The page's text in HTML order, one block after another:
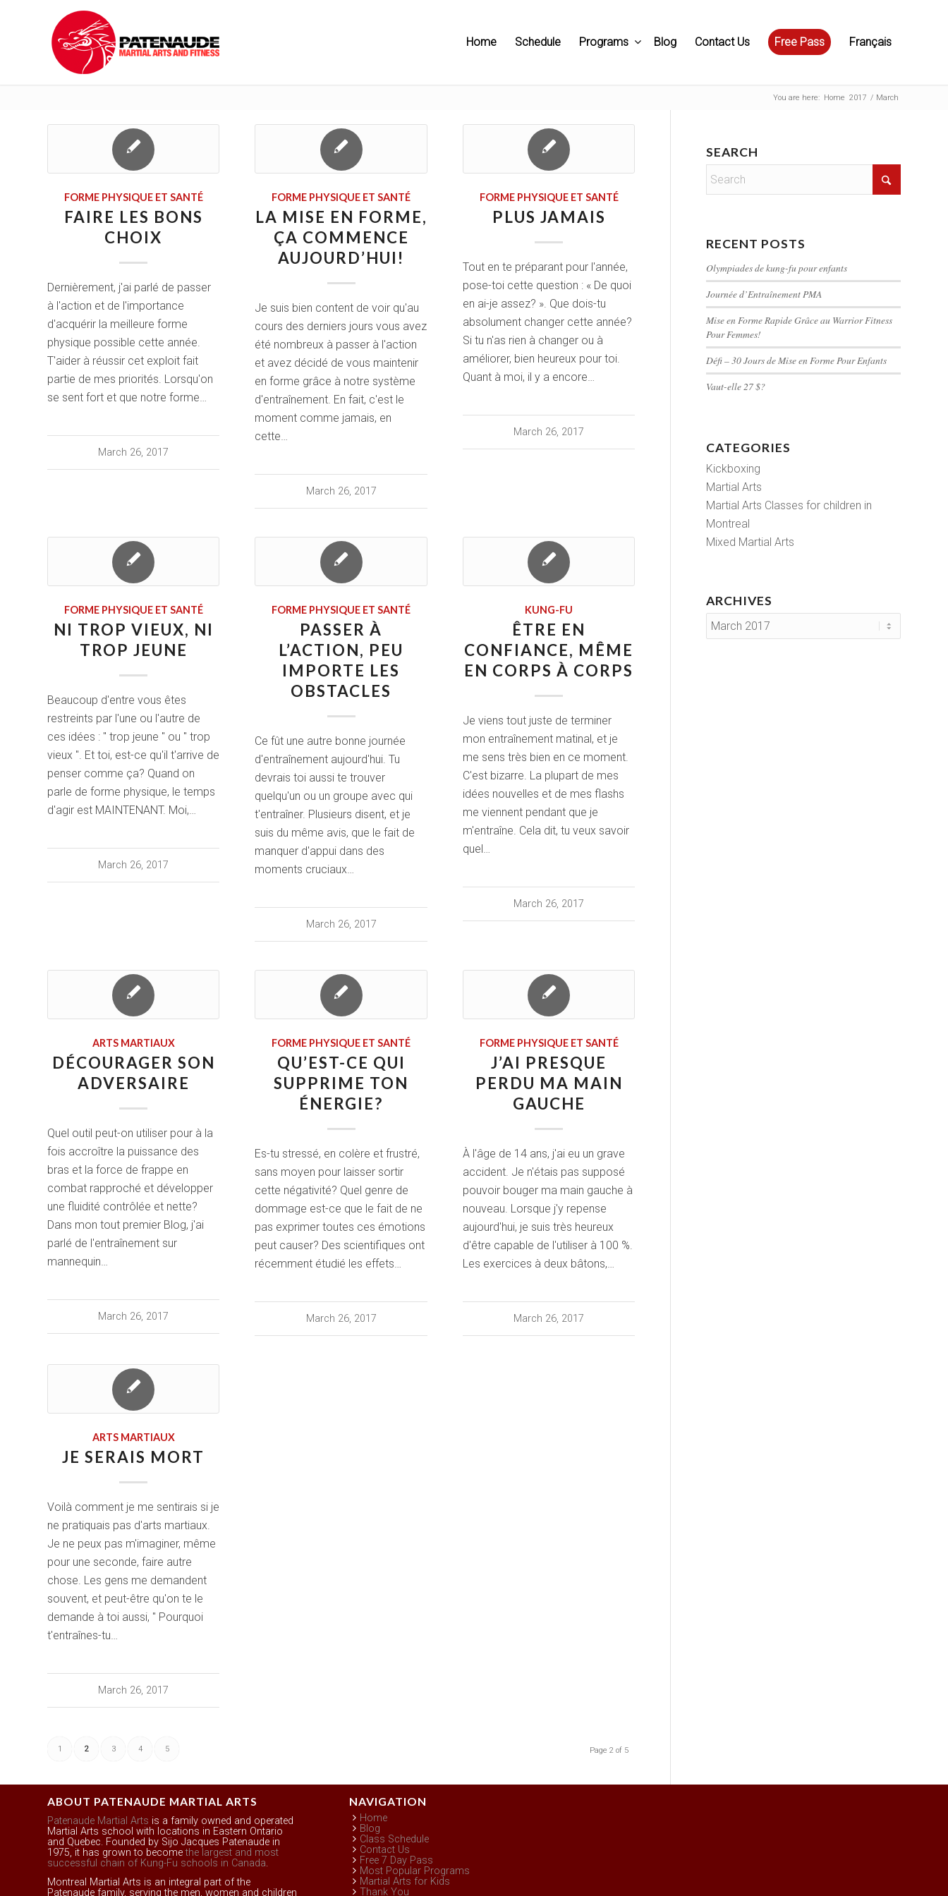
Home Schedule Programs Blog Contact Us Free Pass Français
You are here: Home 2017 / March
FORME PHYSIQUE ET SANTÉ
FAIRE LES BONS
CHOIX
Dernièrement, j'ai parlé de passer
à l'action et de l'importance
d'acquérir la meilleure forme
physique possible cette année.
T'aider à réussir cet exploit fait
partie de mes priorités. Lorsqu'on
se sent fort et que notre forme…
March 26, 2017
FORME PHYSIQUE ET SANTÉ
LA MISE EN FORME,
ÇA COMMENCE
AUJOURD’HUI!
Je suis bien content de voir qu'au
cours des derniers jours vous avez
été nombreux à passer à l'action
et avez décidé de vous maintenir
en forme grâce à notre système
d'entraînement. En fait, c'est le
moment comme jamais, en
cette…
March 26, 2017
FORME PHYSIQUE ET SANTÉ
PLUS JAMAIS
Tout en te préparant pour l'année,
pose-toi cette question : « De quoi
en ai-je assez? ». Que dois-tu
absolument changer cette année?
Si tu n'as rien à changer ou à
améliorer, bien heureux pour toi.
Quant à moi, il y a encore…
March 26, 2017
FORME PHYSIQUE ET SANTÉ
NI TROP VIEUX, NI
TROP JEUNE
Beaucoup d'entre vous êtes
restreints par l'une ou l'autre de
ces idées : " trop jeune " ou " trop
vieux ". Et toi, est-ce qu'il t'arrive de
penser comme ça? Quand on
parle de forme physique, le temps
d'agir est MAINTENANT. Moi,…
March 26, 2017
FORME PHYSIQUE ET SANTÉ
PASSER À
L’ACTION, PEU
IMPORTE LES
OBSTACLES
Ce fût une autre bonne journée
d'entraînement aujourd'hui. Tu
devrais toi aussi te trouver
quelqu'un ou un groupe avec qui
t'entraîner. Plusieurs disent, et je
suis du même avis, que le fait de
manquer d'appui dans des
moments cruciaux…
March 26, 2017
KUNG-FU
ÊTRE EN
CONFIANCE, MÊME
EN CORPS À CORPS
Je viens tout juste de terminer
mon entraînement matinal, et je
me sens très bien en ce moment.
C'est bizarre. La plupart de mes
idées nouvelles et de mes flashs
me viennent pendant que je
m'entraîne. Cela dit, tu veux savoir
quel…
March 26, 2017
ARTS MARTIAUX
DÉCOURAGER SON
ADVERSAIRE
Quel outil peut-on utiliser pour à la
fois accroître la puissance des
bras et la force de frappe en
combat rapproché et développer
une fluidité contrôlée et nette?
Dans mon tout premier Blog, j'ai
parlé de l'entraînement sur
mannequin…
March 26, 2017
FORME PHYSIQUE ET SANTÉ
QU’EST-CE QUI
SUPPRIME TON
ÉNERGIE?
Es-tu stressé, en colère et frustré,
sans moyen pour laisser sortir
cette négativité? Quel genre de
dommage est-ce que le fait de ne
pas exprimer toutes ces émotions
peut causer? Des scientifiques ont
récemment étudié les effets…
March 26, 2017
FORME PHYSIQUE ET SANTÉ
J’AI PRESQUE
PERDU MA MAIN
GAUCHE
À l'âge de 14 ans, j'ai eu un grave
accident. Je n'étais pas supposé
pouvoir bouger ma main gauche à
nouveau. Lorsque j'y repense
aujourd'hui, je suis très heureux
d'être capable de l'utiliser à 100 %.
Les exercices à deux bâtons,…
March 26, 2017
ARTS MARTIAUX
JE SERAIS MORT
Voilà comment je me sentirais si je
ne pratiquais pas d'arts martiaux.
Je ne peux pas m'imaginer, même
pour une seconde, faire autre
chose. Les gens me demandent
souvent, et peut-être qu'on te le
demande à toi aussi, " Pourquoi
t'entraînes-tu…
March 26, 2017
Page 2 of 5
1 2 3 4 5
SEARCH
RECENT POSTS
Olympiades de kung-fu pour enfants
Journée d’Entraînement PMA
Mise en Forme Rapide Grâce au Warrior Fitness
Pour Femmes!
Défi – 30 Jours de Mise en Forme Pour Enfants
Vaut-elle 27 $?
CATEGORIES
Kickboxing
Martial Arts
Martial Arts Classes for children in
Montreal
Mixed Martial Arts
ARCHIVES
ABOUT PATENAUDE MARTIAL ARTS
Patenaude Martial Arts is a family owned and operated
Martial Arts school with locations in Eastern Ontario
and Quebec. Founded by Sijo Jacques Patenaude in
1975, it has grown to becomethe largest and most
successful chain of Kung-Fu schools in Canada.
Montreal Martial Arts is an integral part of the
Patenaude family, serving the men, women and children
NAVIGATION
Home
Blog
Class Schedule
Contact Us
Free 7 Day Pass
Most Popular Programs
Martial Arts for Kids
Thank You